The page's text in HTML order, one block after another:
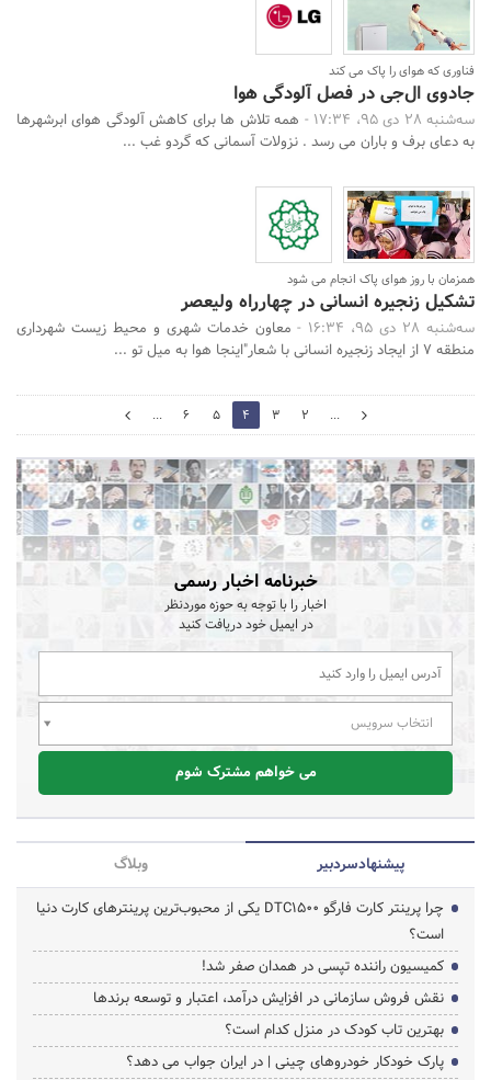
فناوری که هوای را پاک می کند
جادوی ال‌جی در فصل آلودگی هوا
سه‌شنبه 28 دی 95، 17:34 -
همه تلاش ها برای کاهش آلودگی هوای ابرشهرها
به دعای برف و باران می رسد . نزولات آسمانی که گردو غب ...
همزمان با روز هوای پاک انجام می شود
تشکیل زنجیره انسانی در چهارراه ولیعصر
سه‌شنبه 28 دی 95، 16:34 -
معاون خدمات شهری و محیط زیست شهرداری
منطقه 7 از ایجاد زنجیره انسانی با شعار"اینجا هوا به میل تو ...
3
...
2
3
4
5
6
...
5
خبرنامه اخبار رسمی
اخبار را با توجه به حوزه موردنظر
در ایمیل خود دریافت کنید
انتخاب سرویس
می خواهم مشترک شوم
پیشنهاد‌سردبیر
وبلاگ
چرا پرینتر کارت فارگو DTC1500 یکی از محبوب‌ترین پرینترهای کارت دنیا
است؟
کمیسیون راننده تپسی در همدان صفر شد!
نقش فروش سازمانی در افزایش درآمد، اعتبار و توسعه برندها
بهترین تاب کودک در منزل کدام است؟
پارک خودکار خودروهای چینی | در ایران جواب می دهد؟